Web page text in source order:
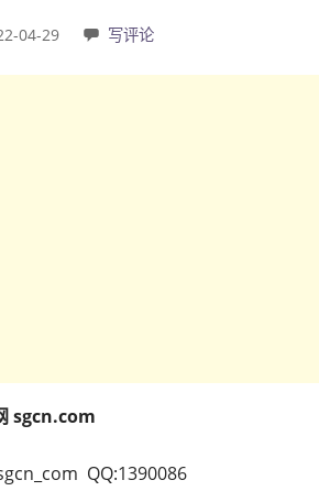
04-29 写评论
sgcn.com
QQ:1390086